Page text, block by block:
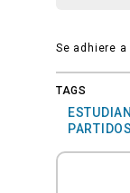
Se adhiere
TAGS